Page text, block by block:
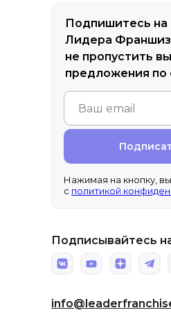
Подпишитесь на
Лидера
не пропустить
предложения по
Подписывайтесь
Нажимая на кнопку,
с политикой